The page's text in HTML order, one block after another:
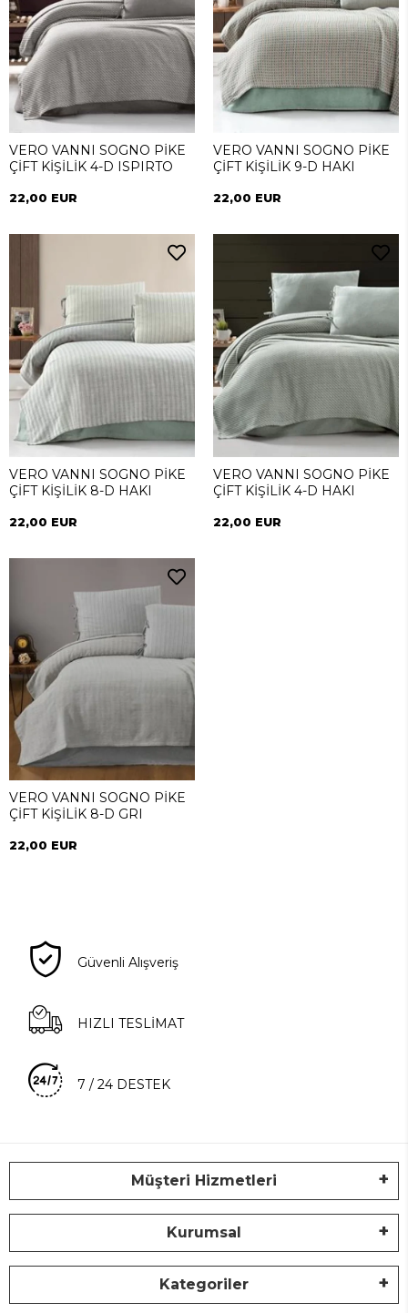
VERO VANNI SOGNO PİKE
ÇİFT KİŞİLİK 4-D ISPIRTO
22,00 EUR
VERO VANNI SOGNO PİKE
ÇİFT KİŞİLİK 9-D HAKI
22,00 EUR
VERO VANNI SOGNO PİKE
ÇİFT KİŞİLİK 8-D HAKI
22,00 EUR
VERO VANNI SOGNO PİKE
ÇİFT KİŞİLİK 4-D HAKI
22,00 EUR
VERO VANNI SOGNO PİKE
ÇİFT KİŞİLİK 8-D GRI
22,00 EUR
Güvenli Alışveriş
HIZLI TESLİMAT
7 / 24 DESTEK
Müşteri Hizmetleri
Kurumsal
Kategoriler